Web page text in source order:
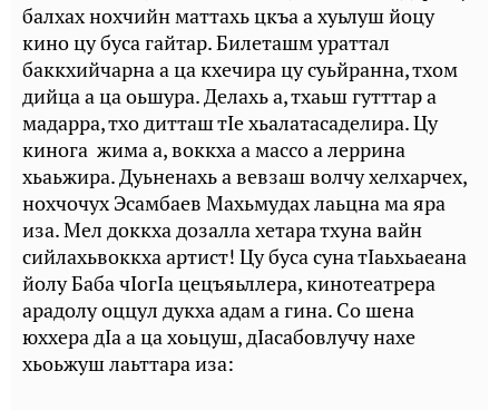
балхах нохчийн маттахь цкъа а хуьлуш йоцу
кино цу буса гайтар. Билеташм ураттал
баккхийчарна а ца кхечира цу суьйранна, тхом
дийца а ца оьшура. Делахь а, тхаьш гутттар а
мадарра, тхо дитташ тIе хьалатасаделира. Цу
кинога жима а, воккха а массо а леррина
хьаьжира. Дуьненахь а вевзаш волчу хелхарчех,
нохчочух Эсамбаев Махьмудах лаьцна ма яра
иза. Мел доккха дозалла хетара тхуна вайн
сийлахьвоккха артист! Цу буса суна тIаьхьаеана
йолу Баба чIогIа цецъяьллера, кинотеатрера
арадолу оццул дукха адам а гина. Со шена
юххера дIа а ца хоьцуш, дIасабовлучу нахе
хьоьжуш лаьттара иза: